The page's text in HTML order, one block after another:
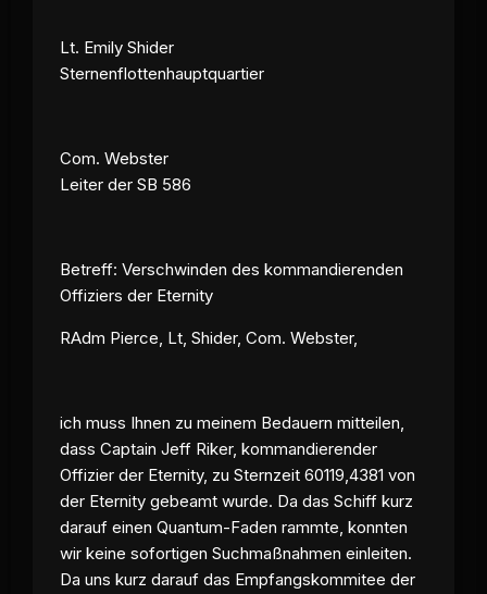
Lt. Emily Shider
Sternenflottenhauptquartier
Com. Webster
Leiter der SB 586
Betreff: Verschwinden des kommandierenden
Offiziers der Eternity
RAdm Pierce, Lt, Shider, Com. Webster,
ich muss Ihnen zu meinem Bedauern mitteilen,
dass Captain Jeff Riker, kommandierender
Offizier der Eternity, zu Sternzeit 60119,4381 von
der Eternity gebeamt wurde. Da das Schiff kurz
darauf einen Quantum-Faden rammte, konnten
wir keine sofortigen Suchmaßnahmen einleiten.
Da uns kurz darauf das Empfangskommitee der